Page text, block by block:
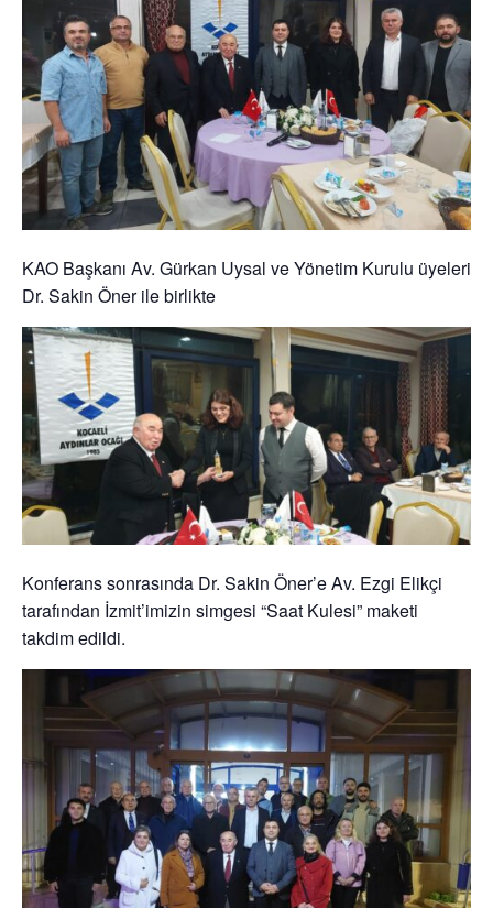
KAO Başkanı Av. Gürkan Uysal ve Yönetim Kurulu üyeleri
Dr. Sakin Öner ile birlikte
Konferans sonrasında Dr. Sakin Öner’e Av. Ezgi Elikçi
tarafından İzmit’imizin simgesi “Saat Kulesi” maketi
takdim edildi.